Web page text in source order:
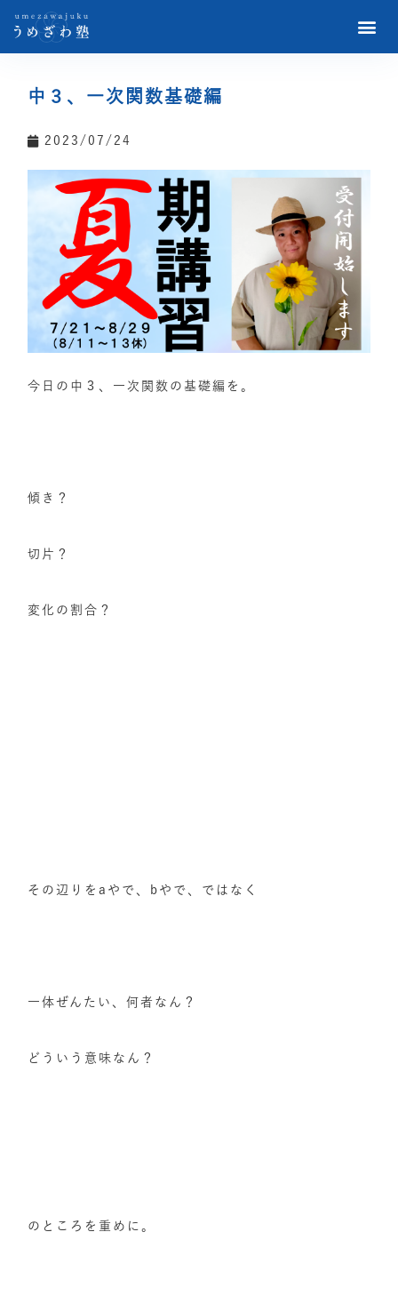
中３、一次関数基礎編
2023/07/24
今日の中３、一次関数の基礎編を。
傾き？
切片？
変化の割合？
その辺りをaやで、bやで、ではなく
一体ぜんたい、何者なん？
どういう意味なん？
のところを重めに。